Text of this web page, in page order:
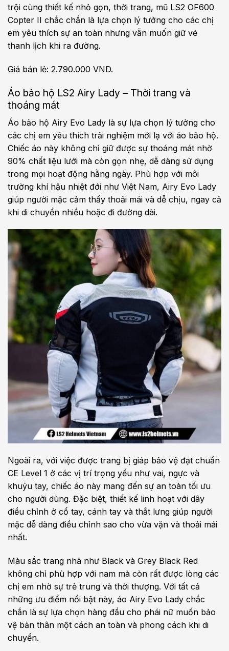
trội cùng thiết kế nhỏ gọn, thời trang, mũ LS2 OF600
Copter II chắc chắn là lựa chọn lý tưởng cho các chị
em yêu thích sự an toàn nhưng vẫn muốn giữ vẻ
thanh lịch khi ra đường.
Giá bán lẻ: 2.790.000 VND.
Áo bảo hộ LS2 Airy Lady – Thời trang và
thoáng mát
Áo bảo hộ Airy Evo Lady là sự lựa chọn lý tưởng cho
các chị em yêu thích trải nghiệm mới lạ với áo bảo hộ.
Chiếc áo này không chỉ giữ được sự thoáng mát nhờ
90% chất liệu lưới mà còn gọn nhẹ, dễ dàng sử dụng
trong mọi hoạt động hằng ngày. Phù hợp với môi
trường khí hậu nhiệt đới như Việt Nam, Airy Evo Lady
giúp người mặc cảm thấy thoải mái và dễ chịu, ngay cả
khi di chuyển nhiều hoặc đi đường dài.
Ngoài ra, với việc được trang bị giáp bảo vệ đạt chuẩn
CE Level 1 ở các vị trí trọng yếu như vai, ngực và
khuỷu tay, chiếc áo này mang đến sự an toàn tối ưu
cho người dùng. Đặc biệt, thiết kế linh hoạt với dây
điều chỉnh ở cổ tay, cánh tay và thắt lưng giúp người
mặc dễ dàng điều chỉnh sao cho vừa vặn và thoải mái
nhất.
Màu sắc trang nhã như Black và Grey Black Red
không chỉ phù hợp với nam mà còn rất được lòng các
chị em nhờ sự trẻ trung và thời thượng. Với tất cả
những ưu điểm nổi bật này, áo Airy Evo Lady chắc
chắn là sự lựa chọn hàng đầu cho phái nữ muốn bảo
vệ bản thân một cách an toàn và phong cách khi di
chuyển.